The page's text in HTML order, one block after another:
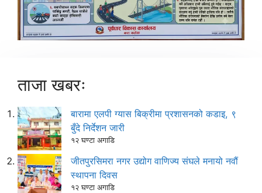
ताजा खबरः
बारामा एलपी ग्यास बिक्रीमा प्रशासनको कडाइ, ९
बुँदे निर्देशन जारी
१२ घण्टा अगाडि
जीतपुरसिमरा नगर उद्योग वाणिज्य संघले मनायो नवौं
स्थापना दिवस
१२ घण्टा अगाडि